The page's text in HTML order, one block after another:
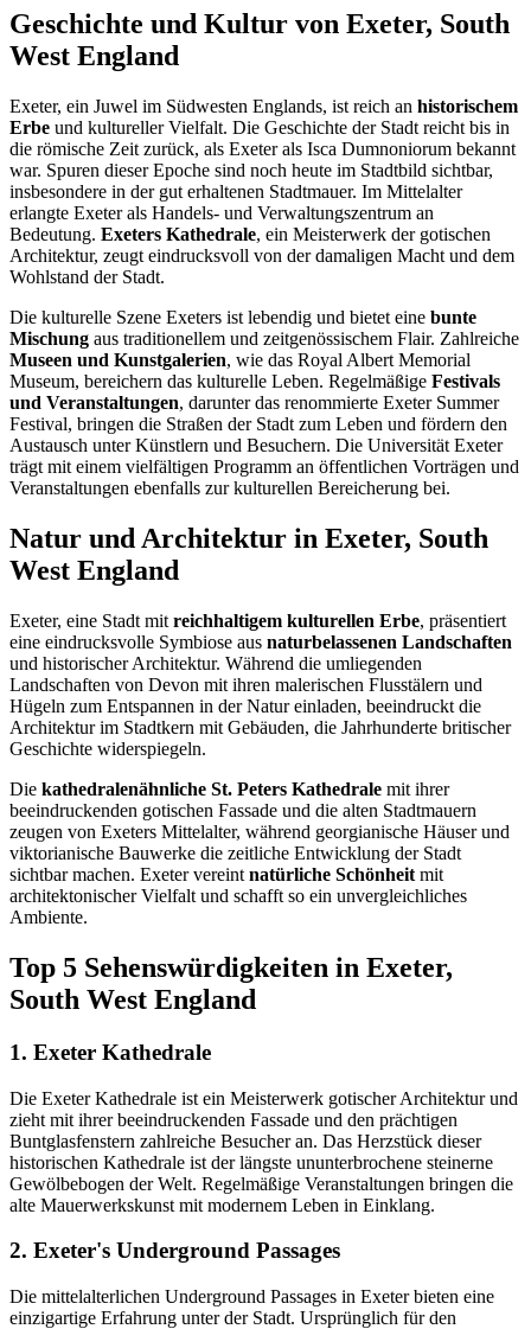
Geschichte und Kultur von Exeter, South
West England
Exeter, ein Juwel im Südwesten Englands, ist reich an historischem
Erbe und kultureller Vielfalt. Die Geschichte der Stadt reicht bis in
die römische Zeit zurück, als Exeter als Isca Dumnoniorum bekannt
war. Spuren dieser Epoche sind noch heute im Stadtbild sichtbar,
insbesondere in der gut erhaltenen Stadtmauer. Im Mittelalter
erlangte Exeter als Handels- und Verwaltungszentrum an
Bedeutung. Exeters Kathedrale, ein Meisterwerk der gotischen
Architektur, zeugt eindrucksvoll von der damaligen Macht und dem
Wohlstand der Stadt.
Die kulturelle Szene Exeters ist lebendig und bietet eine bunte
Mischung aus traditionellem und zeitgenössischem Flair. Zahlreiche
Museen und Kunstgalerien, wie das Royal Albert Memorial
Museum, bereichern das kulturelle Leben. Regelmäßige Festivals
und Veranstaltungen, darunter das renommierte Exeter Summer
Festival, bringen die Straßen der Stadt zum Leben und fördern den
Austausch unter Künstlern und Besuchern. Die Universität Exeter
trägt mit einem vielfältigen Programm an öffentlichen Vorträgen und
Veranstaltungen ebenfalls zur kulturellen Bereicherung bei.
Natur und Architektur in Exeter, South
West England
Exeter, eine Stadt mit reichhaltigem kulturellen Erbe, präsentiert
eine eindrucksvolle Symbiose aus naturbelassenen Landschaften
und historischer Architektur. Während die umliegenden
Landschaften von Devon mit ihren malerischen Flusstälern und
Hügeln zum Entspannen in der Natur einladen, beeindruckt die
Architektur im Stadtkern mit Gebäuden, die Jahrhunderte britischer
Geschichte widerspiegeln.
Die kathedralenähnliche St. Peters Kathedrale mit ihrer
beeindruckenden gotischen Fassade und die alten Stadtmauern
zeugen von Exeters Mittelalter, während georgianische Häuser und
viktorianische Bauwerke die zeitliche Entwicklung der Stadt
sichtbar machen. Exeter vereint natürliche Schönheit mit
architektonischer Vielfalt und schafft so ein unvergleichliches
Ambiente.
Top 5 Sehenswürdigkeiten in Exeter,
South West England
1. Exeter Kathedrale
Die Exeter Kathedrale ist ein Meisterwerk gotischer Architektur und
zieht mit ihrer beeindruckenden Fassade und den prächtigen
Buntglasfenstern zahlreiche Besucher an. Das Herzstück dieser
historischen Kathedrale ist der längste ununterbrochene steinerne
Gewölbebogen der Welt. Regelmäßige Veranstaltungen bringen die
alte Mauerwerkskunst mit modernem Leben in Einklang.
2. Exeter's Underground Passages
Die mittelalterlichen Underground Passages in Exeter bieten eine
einzigartige Erfahrung unter der Stadt. Ursprünglich für den